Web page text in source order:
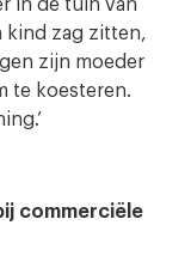
in de tuin van
kind zag zitten,
zijn moeder
te koesteren.
commerciële